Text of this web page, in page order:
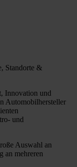
Standorte &
Innovation und
Automobilhersteller
und
Auswahl an
an mehreren